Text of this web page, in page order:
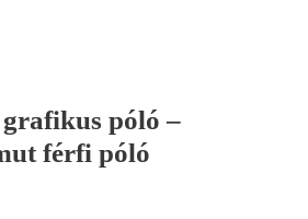
póló –
férfi póló